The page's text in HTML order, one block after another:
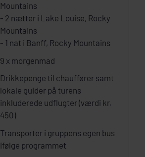
Mountains
- 2 nætter i Lake Louise, Rocky
Mountains
- 1 nat i Banff, Rocky Mountains
9 x morgenmad
Drikkepenge til chauffører samt
lokale guider på turens
inkluderede udflugter (værdi kr.
450)
Transporter i gruppens egen bus
ifølge programmet